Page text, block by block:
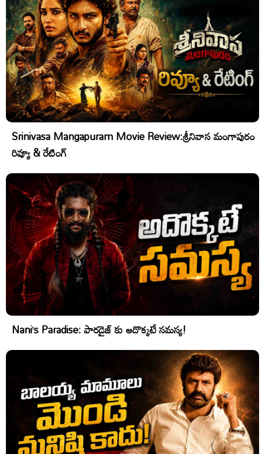
Srinivasa Mangapuram Movie Review:శ్రీనివాస మంగాపురం
రివ్యూ & రేటింగ్
Nani’s Paradise: పారడైజ్ కు అదొక్కటే సమస్య!